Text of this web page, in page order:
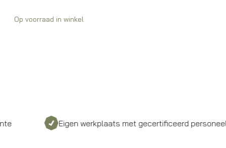
Op voorraad in winkel
Eigen werkplaats met gecertificeerd personeel